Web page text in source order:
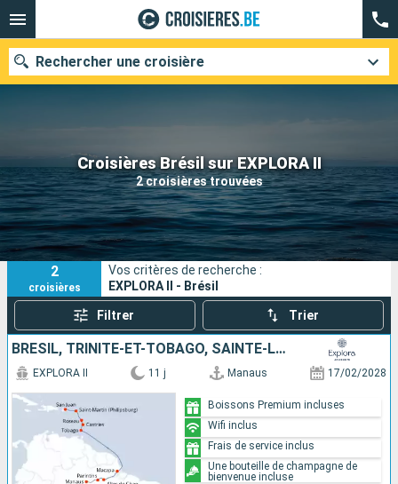
Croisières Brésil sur EXPLORA II
2 croisières trouvées
Rechercher une croisière
Nos destinations
Mois de départ
Ports Compagnies
Rechercher
2
croisières
Vos critères de recherche :
EXPLORA II - Brésil
Filtrer Trier
BRÉSIL, TRINITÉ-ET-TOBAGO, SAINTE-LUCIE, DOMINIQUE, SAINT-MARTIN, PORTO RICO
EXPLORA II 11 j Manaus 17/02/2028
Boissons Premium incluses
Wifi inclus
Frais de service inclus
Une bouteille de champagne de
bienvenue incluse